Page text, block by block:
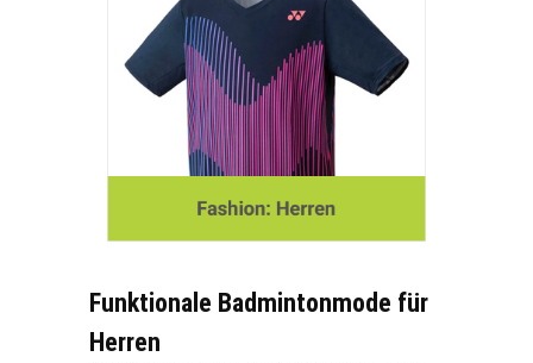
Funktionale Badmintonmode für
Herren